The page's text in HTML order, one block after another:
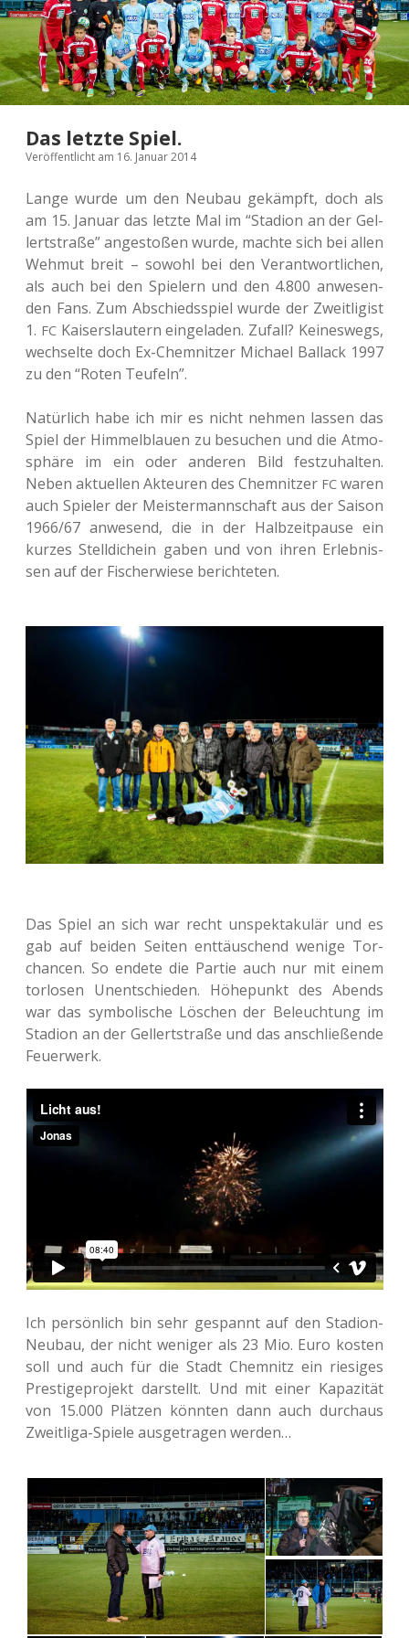
Das letzte Spiel.
Veröffentlicht am 16. Januar 2014
Lange wurde um den Neubau gekämpft, doch als
am 15. Januar das letzte Mal im “Sta­di­on an der Gel­
lert­stra­ße” ange­sto­ßen wurde, machte sich bei allen
Wehmut breit – sowohl bei den Ver­ant­wort­li­chen,
als auch bei den Spie­lern und den 4.800 anwe­sen­
den Fans. Zum Abschieds­spiel wurde der Zweit­li­gist
1. FCKai­sers­lau­tern ein­ge­la­den. Zufall? Kei­nes­wegs,
wech­sel­te doch Ex-Chem­nit­zer Micha­el Bal­lack 1997
zu den “Roten Teufeln”.
Natür­lich habe ich mir es nicht nehmen lassen das
Spiel der Him­mel­blau­en zu besu­chen und die Atmo­
sphä­re im ein oder ande­ren Bild fest­zu­hal­ten.
Neben aktu­el­len Akteu­ren des Chem­nit­zer FC waren
auch Spie­ler der Meis­ter­mann­schaft aus der Saison
1966/67 anwe­send, die in der Halb­zeit­pau­se ein
kurzes Stell­dich­ein gaben und von ihren Erleb­nis­
sen auf der Fischer­wie­se berichteten.
Das Spiel an sich war recht unspek­ta­ku­lär und es
gab auf beiden Seiten ent­täu­schend wenige Tor­
chan­cen. So endete die Partie auch nur mit einem
tor­lo­sen Unent­schie­den. Höhe­punkt des Abends
war das sym­bo­li­sche Löschen der Beleuch­tung im
Sta­di­on an der Gel­lert­stra­ße und das anschlie­ßen­de
Feuerwerk.
Ich per­sön­lich bin sehr gespannt auf den Sta­di­on-
Neubau, der nicht weni­ger als 23 Mio. Euro kosten
soll und auch für die Stadt Chem­nitz ein rie­si­ges
Pres­ti­ge­pro­jekt dar­stellt. Und mit einer Kapa­zi­tät
von 15.000 Plät­zen könn­ten dann auch durch­aus
Zweit­li­ga-Spiele aus­ge­tra­gen werden…